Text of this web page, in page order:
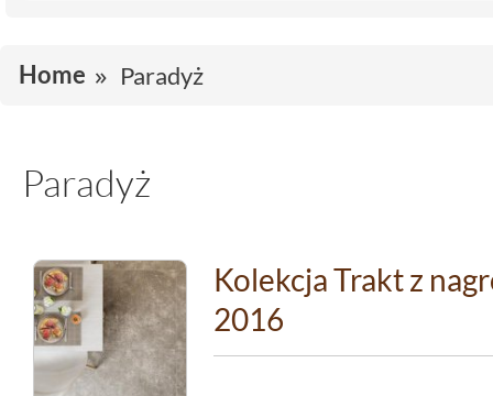
Home Paradyż
Paradyż
Kolekcja Trakt z
2016